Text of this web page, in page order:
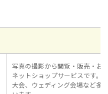
写真の撮影から閲覧・販売・お
ネットショップサービスです。
大会、ウェディング会場など多